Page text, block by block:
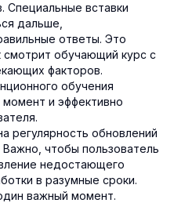
Специальные вставки
дальше,
ответы. Это
смотрит обучающий курс с
факторов.
обучения
и эффективно
регулярность обновлений
чтобы пользователь
недостающего
в разумные сроки.
важный момент.